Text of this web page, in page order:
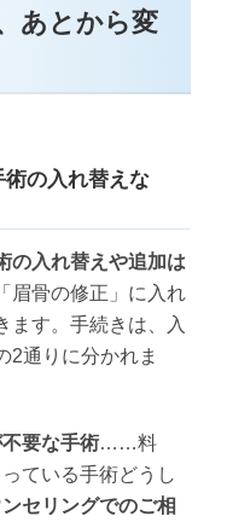
あとから変
の入れ替えな
の入れ替えや追加は
眉骨の修正」に入れ
ます。手続きは、入
2通りに分かれま
要な手術……料
ている手術どうし
ンセリングでのご相